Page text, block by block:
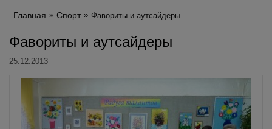
Главная Спорт Фавориты и аутсайдеры
Фавориты и аутсайдеры
25.12.2013